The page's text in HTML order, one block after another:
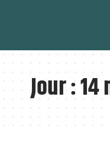
Jour :14